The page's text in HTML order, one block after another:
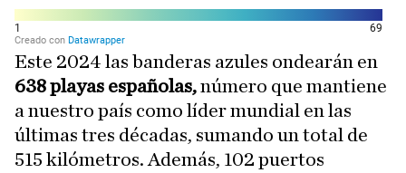
Este 2024 las banderas azules ondearán en
638 playas españolas,número que mantiene
a nuestro país como líder mundial en las
últimas tres décadas, sumando un total de
515 kilómetros. Además, 102 puertos